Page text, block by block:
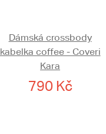
Dámská crossbody
kabelka coffee - Coveri
Kara
790 Kč